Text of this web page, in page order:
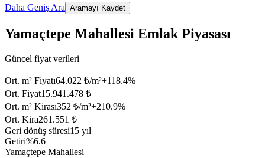
Daha Geniş Ara Aramayı Kaydet
Yamaçtepe Mahallesi Emlak Piyasası
Güncel fiyat verileri
Ort. m² Fiyatı64.022 ₺/m²+118.4%
Ort. Fiyat15.941.478 ₺
Ort. m² Kirası352 ₺/m²+210.9%
Ort. Kira261.551 ₺
Geri dönüş süresi15 yıl
Getiri%6.6
Yamaçtepe Mahallesi